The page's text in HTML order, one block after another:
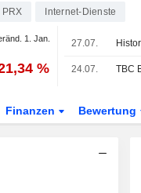
PRX Internet-Dienste
1. Jan.
%
27.07.
24.07.
Finanzen Bewertung